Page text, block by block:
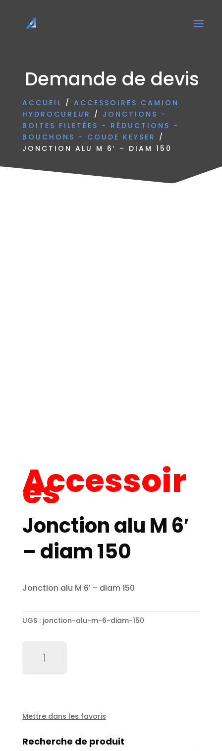
Demande de devis
ACCUEIL / ACCESSOIRES CAMION
HYDROCUREUR / JONCTIONS -
BOITES FILETÉES - RÉDUCTIONS -
BOUCHONS - COUDE KEYSER /
JONCTION ALU M 6′ – DIAM 150
Accessoir
es
Jonction alu M 6′
– diam 150
Jonction alu M 6′ – diam 150
UGS : jonction-alu-m-6-diam-150
-
150
Mettre dans les favoris
Recherche de produit